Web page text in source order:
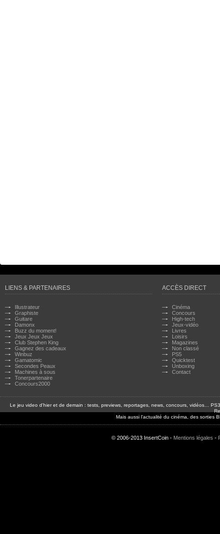
LIENS & PARTENAIRES
Illustrateur
Graphiste
Guitare
Damonx
Buzz du moment!
Jeux Jeux Jeux
Club Stephen King
Gagnez des cadeaux
Winbuz
Gamatomic
Secondes Peaux
Machines à sous
Tonerpartenaire
Concours2000
ACCÈS DIRECT
Cinéma
Concours
High-tech
Jeux-vidéo
Livres
Loisirs
Magazines
Non classé
PS5
Quicktest
Unboxing
Contact
Le jeu video d'hier et de demain : tests, previews, reportages, news, concours, vidéos…
Mais aussi l'actualité du cinéma, des sorties
© 2006-2013 InsertCoin - Mentions légales -